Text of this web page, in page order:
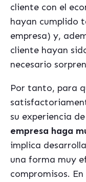
cliente con el
hayan cumplido
empresa) y,
cliente hayan
necesario
Por tanto, para
su experiencia
empresa haga
implica
una forma muy
compromisos.